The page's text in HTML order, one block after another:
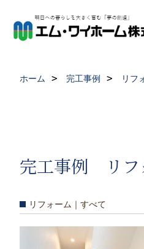
ホーム 完工事例 リフ
完工事例 リフ
リフォーム｜すべて